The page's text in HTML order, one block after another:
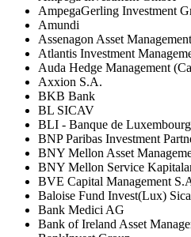
AmpegaGerling Investment
Amundi
Assenagon Asset
Atlantis Investment
Auda Hedge Management
Axxion S.A.
BKB Bank
BL SICAV
BLI - Banque de
BNP Paribas Investment
BNY Mellon Asset
BNY Mellon Service
BVE Capital Management
Baloise Fund Invest(Lux)
Bank Medici AG
Bank of Ireland Asset